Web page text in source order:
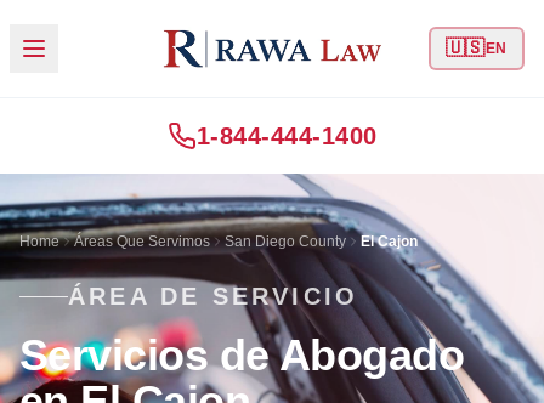
🇺🇸EN
1-844-444-1400
Home Áreas Que Servimos San Diego County El Cajon
ÁREA DE SERVICIO
Servicios de Abogado